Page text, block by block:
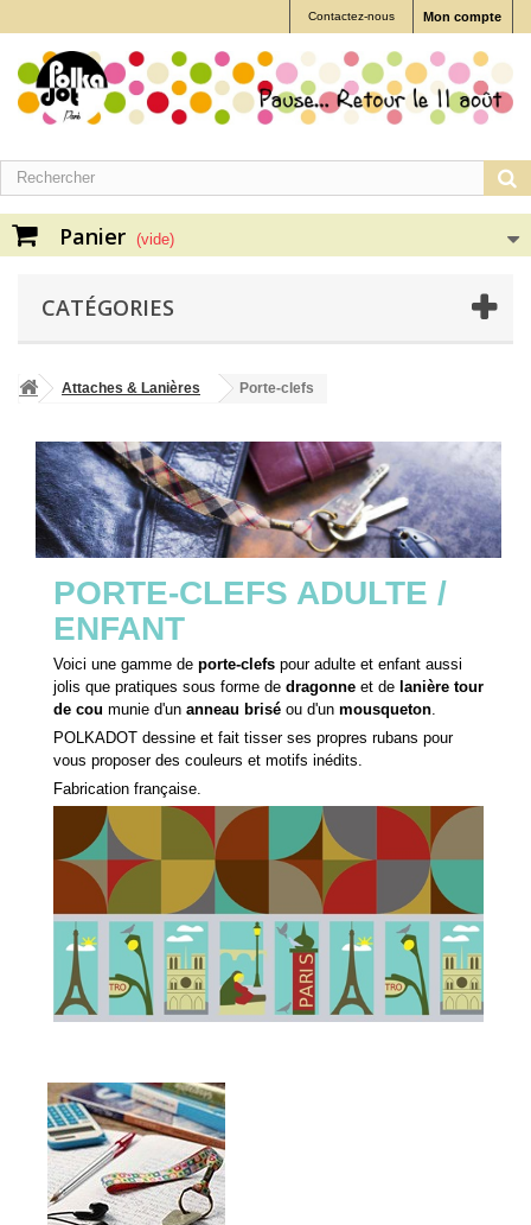
Mon compte
Contactez-nous
Panier (vide)
CATÉGORIES
Attaches & Lanières Porte-clefs
PORTE-CLEFS ADULTE /
ENFANT
Voici une gamme de porte-clefs pour adulte et enfant aussi
jolis que pratiques sous forme de dragonne et de lanière tour
de cou munie d'un anneau brisé ou d'un mousqueton.
POLKADOT dessine et fait tisser ses propres rubans pour
vous proposer des couleurs et motifs inédits.
Fabrication française.